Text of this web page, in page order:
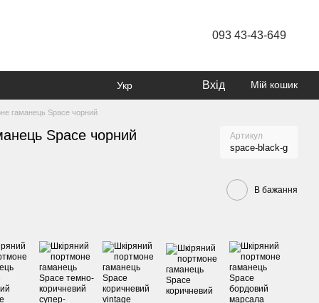
093 43-43-649
Укр Вхід Мій кошик
гаманець Space чорний
Space чорний Артикул
space-black-g
В бажання